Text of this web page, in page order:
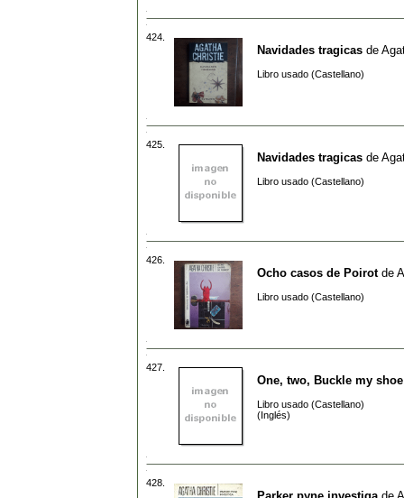
424.
Navidades tragicas de
Libro usado (Castellano)
425.
Navidades tragicas de
Libro usado (Castellano)
426.
Ocho casos de Poirotde
Libro usado (Castellano)
427.
One, two, Buckle my shoe
Libro usado (Castellano)
(Inglés)
428.